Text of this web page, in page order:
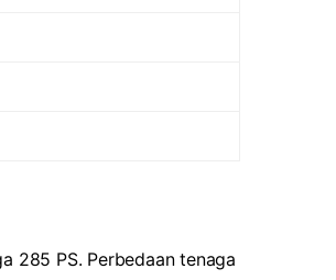
285 PS. Perbedaan tenaga